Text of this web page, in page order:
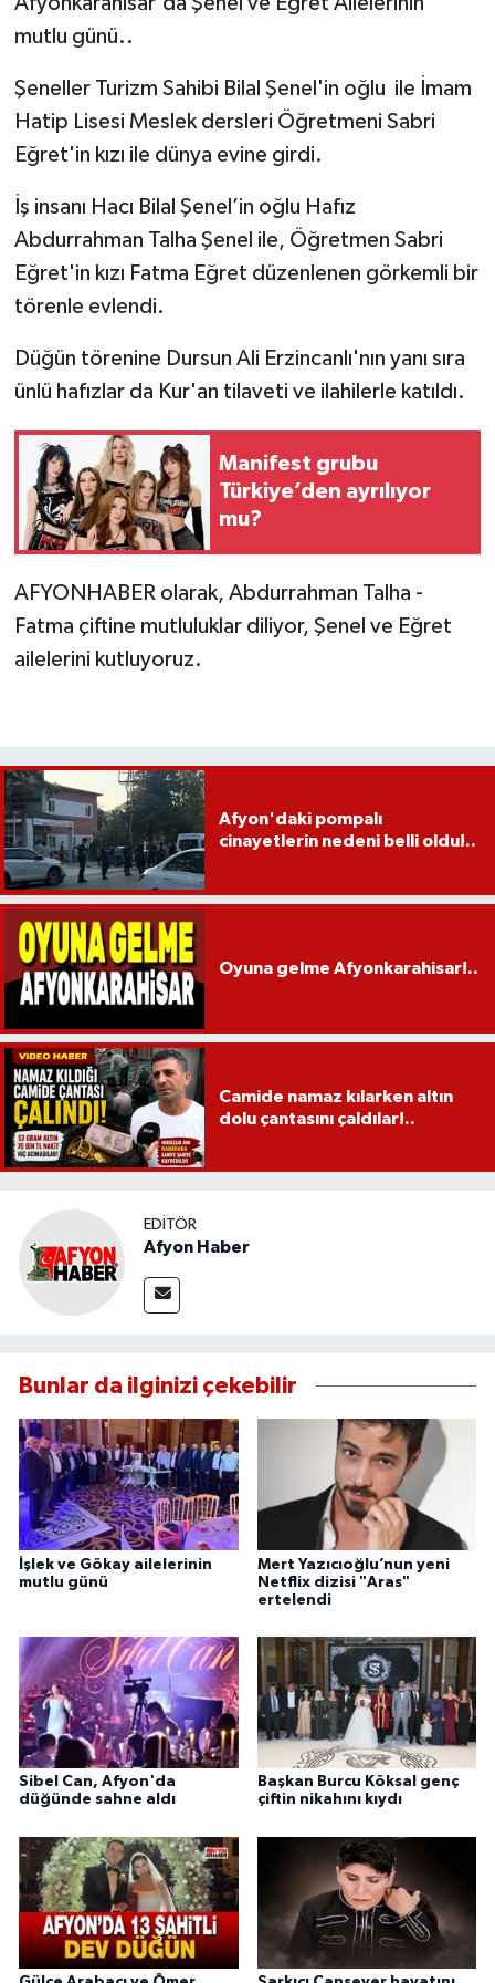
mutlu günü..
Şeneller Turizm Sahibi Bilal Şenel'in oğlu ile İmam
Hatip Lisesi Meslek dersleri Öğretmeni Sabri
Eğret'in kızı ile dünya evine girdi.
İş insanı Hacı Bilal Şenel’in oğlu Hafız
Abdurrahman Talha Şenel ile, Öğretmen Sabri
Eğret'in kızı Fatma Eğret düzenlenen görkemli bir
törenle evlendi.
Düğün törenine Dursun Ali Erzincanlı'nın yanı sıra
ünlü hafızlar da Kur'an tilaveti ve ilahilerle katıldı.
Manifest grubu
Türkiye’den ayrılıyor
mu?
AFYONHABER olarak, Abdurrahman Talha -
Fatma çiftine mutluluklar diliyor, Şenel ve Eğret
ailelerini kutluyoruz.
Afyon'daki pompalı
cinayetlerin nedeni belli oldu!..
Oyuna gelme Afyonkarahisar!..
Camide namaz kılarken altın
dolu çantasını çaldılar!..
EDITÖR
Afyon Haber
Bunlar da ilginizi çekebilir
İşlek ve Gökay ailelerinin
mutlu günü
Mert Yazıcıoğlu’nun yeni
Netflix dizisi "Aras"
ertelendi
Sibel Can, Afyon'da
düğünde sahne aldı
Başkan Burcu Köksal genç
çiftin nikahını kıydı